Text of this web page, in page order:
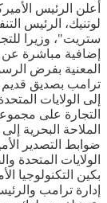
أعلن الرئيس
لوتنيك، الرئيس
ستريت"، وزيرا
إضافية مباشرة عن
المعنية بفرض
ترامب بصديق قديم
إلى الولايات
التجارة على
الملاحة البحرية
ضوابط التصدير
الولايات
بكين التكنولوجيا
إدارة ترامب